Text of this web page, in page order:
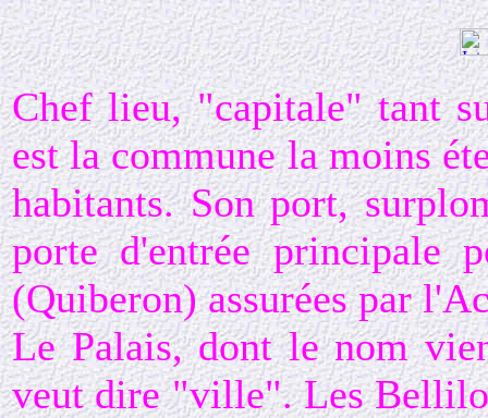
Chef lieu, "capitale" tant
est la commune la moins
habitants. Son port,
porte d'entrée principale
(Quiberon) assurées par
Le Palais, dont le nom
veut dire "ville". Les